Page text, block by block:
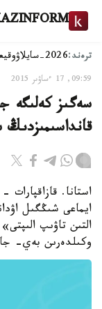
ترەند:2026-سايلاۋ
09:59, 17 ءساۋىر 2015
سەگىز كەلىگە
استانا.
ايماعى شىڭگىل
التىن تاۋىپ
وكىلدەرىن بەي-